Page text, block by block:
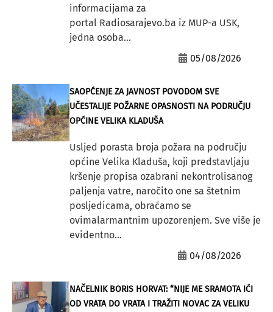
informacijama za
portal Radiosarajevo.ba iz MUP-a USK,
jedna osoba...
05/08/2026
SAOPĆENJE ZA JAVNOST POVODOM SVE
UČESTALIJE POŽARNE OPASNOSTI NA PODRUČJU
OPĆINE VELIKA KLADUŠA
Usljed porasta broja požara na području
općine Velika Kladuša, koji predstavljaju
kršenje propisa ozabrani nekontrolisanog
paljenja vatre, naročito one sa štetnim
posljedicama, obraćamo se
ovimalarmantnim upozorenjem. Sve više je
evidentno...
04/08/2026
NAČELNIK BORIS HORVAT: “NIJE ME SRAMOTA IĆI
OD VRATA DO VRATA I TRAŽITI NOVAC ZA VELIKU